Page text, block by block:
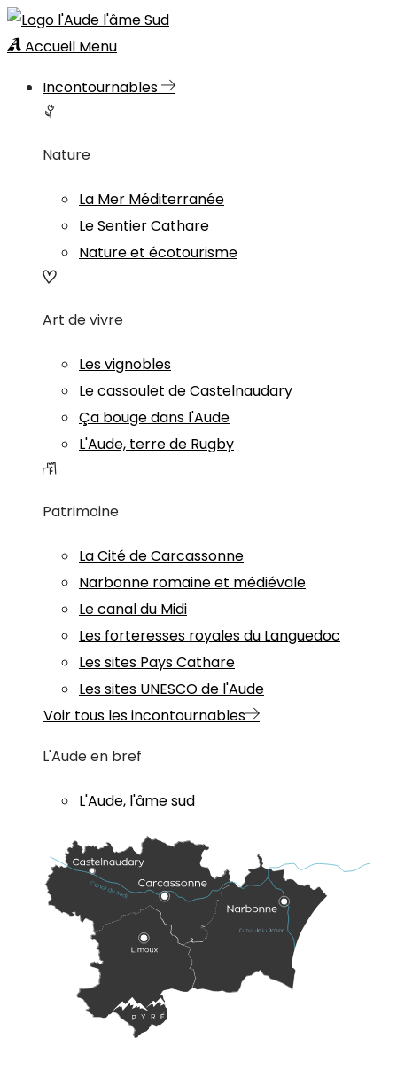
Accueil Menu
Incontournables
Nature
La Mer Méditerranée
Le Sentier Cathare
Nature et écotourisme
Art de vivre
Les vignobles
Le cassoulet de Castelnaudary
Ça bouge dans l'Aude
L'Aude, terre de Rugby
Patrimoine
La Cité de Carcassonne
Narbonne romaine et médiévale
Le canal du Midi
Les forteresses royales du Languedoc
Les sites Pays Cathare
Les sites UNESCO de l'Aude
Voir tous les incontournables
L'Aude en bref
L'Aude, l'âme sud